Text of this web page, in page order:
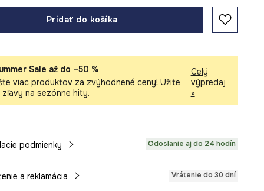
Pridať do košíka
Sale až do –50 %
viac produktov za zvýhodnené ceny! Užite
zľavy na sezónne hity.
Celý
výpredaj
»
podmienky Odoslanie aj do 24 hodín
a reklamácia Vrátenie do 30 dní